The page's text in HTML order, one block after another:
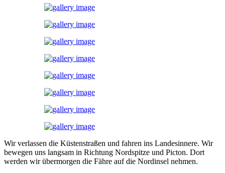
Wir verlassen die Küstenstraßen und fahren ins Landesinnere. Wir
bewegen uns langsam in Richtung Nordspitze und Picton. Dort
werden wir übermorgen die Fähre auf die Nordinsel nehmen.